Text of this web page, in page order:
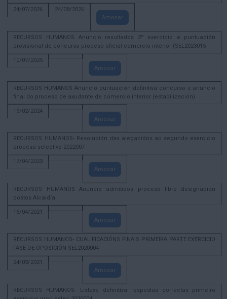
24/07/2026
24/08/2026
Amosar
RECURSOS HUMANOS Anuncio resultados 2º exercicio e puntuación
provisional de concurso proceso oficial comercio interior (SEL2023015
10/07/2025
Amosar
RECURSOS HUMANOS Anuncio puntuación definitiva concurso e anuncio
final do proceso de axudante de comercio interior (estabilización)
19/02/2024
Amosar
RECURSOS HUMANOS- Resolución das alegacións ao segundo exercicio
proceso selectivo 2022007
17/04/2023
Amosar
RECURSOS HUMANOS Anuncio admitidos proceso libre designación
postos Alcaldía
16/04/2021
Amosar
RECURSOS HUMANOS- CUALIFICACIÓNS FINAIS PRIMEIRA PARTE EXERCICIO
FASE DE OPOSICIÓN SEL2020004
24/03/2021
Amosar
RECURSOS HUMANOS- Listaxe definitiva respostas correctas primeiro